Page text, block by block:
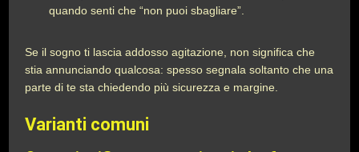
quando senti che “non puoi sbagliare”.
Se il sogno ti lascia addosso agitazione, non significa che
stia annunciando qualcosa: spesso segnala soltanto che una
parte di te sta chiedendo più sicurezza e margine.
Varianti comuni